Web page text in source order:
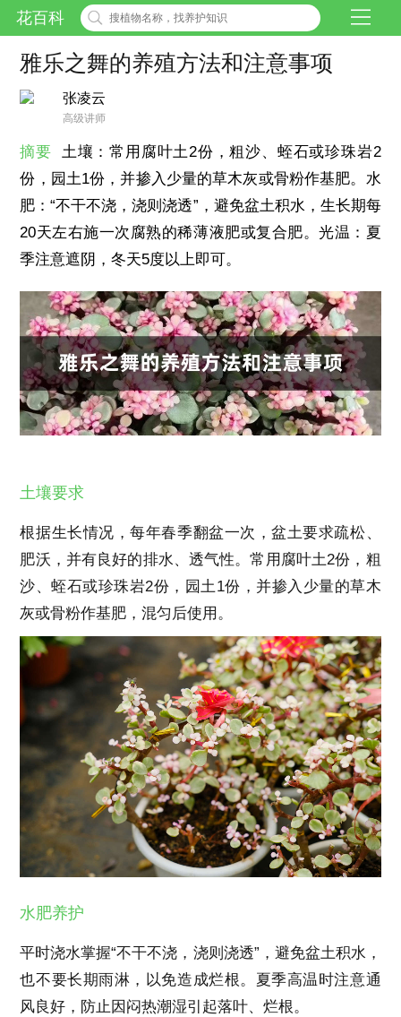
花百科
雅乐之舞的养殖方法和注意事项
张凌云
高级讲师
摘要
土壤：常用腐叶土2份，粗沙、蛭石或珍珠岩2
份，园土1份，并掺入少量的草木灰或骨粉作基肥。水
肥：“不干不浇，浇则浇透”，避免盆土积水，生长期每
20天左右施一次腐熟的稀薄液肥或复合肥。光温：夏
季注意遮阴，冬天5度以上即可。
土壤要求
根据生长情况，每年春季翻盆一次，盆土要求疏松、
肥沃，并有良好的排水、透气性。常用腐叶土2份，粗
沙、蛭石或珍珠岩2份，园土1份，并掺入少量的草木
灰或骨粉作基肥，混匀后使用。
水肥养护
平时浇水掌握“不干不浇，浇则浇透”，避免盆土积水，
也不要长期雨淋，以免造成烂根。夏季高温时注意通
风良好，防止因闷热潮湿引起落叶、烂根。